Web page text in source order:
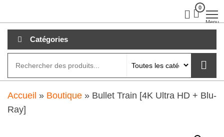
au
contenu
0
Menu
Catégories
Accueil » Boutique » Bullet Train [4K Ultra HD + Blu-
Ray]